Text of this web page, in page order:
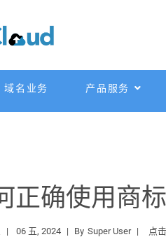
域名业务 产品服务
正确使用商标
06 五, 2024 By Super User 点